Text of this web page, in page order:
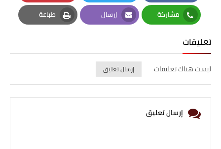
Facebook
Twitter
Pinterest
مشاركة
Whatsapp
إرسال
Email
طباعة
Print
تعليقات
ليست هناك تعليقات إرسال تعليق
إرسال تعليق